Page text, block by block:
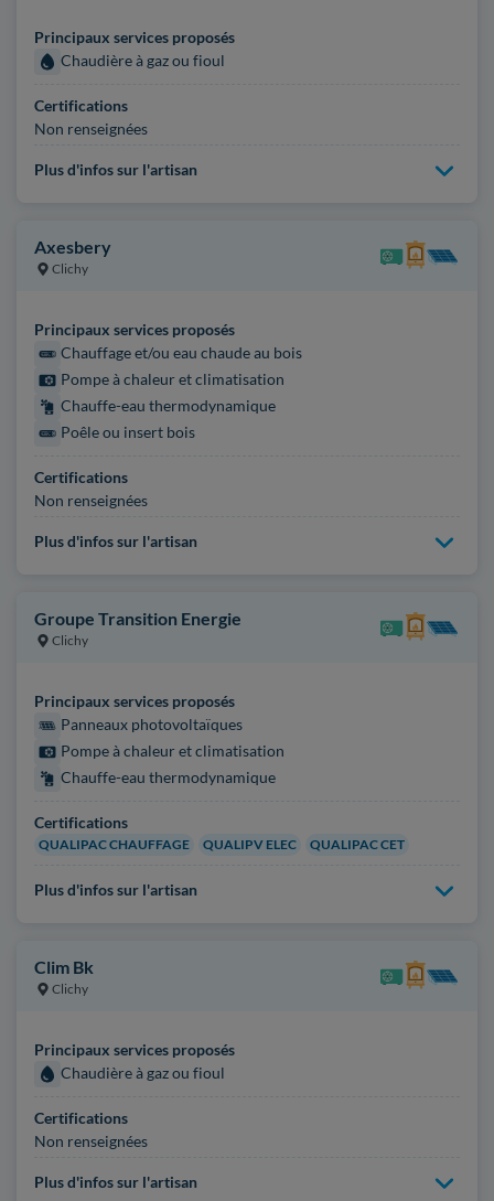
Principaux services proposés
Chaudière à gaz ou fioul
Certifications
Non renseignées
Plus d'infos sur l'artisan
Axesbery
Clichy
Principaux services proposés
Chauffage et/ou eau chaude au bois
Pompe à chaleur et climatisation
Chauffe-eau thermodynamique
Poêle ou insert bois
Certifications
Non renseignées
Plus d'infos sur l'artisan
Groupe Transition Energie
Clichy
Principaux services proposés
Panneaux photovoltaïques
Pompe à chaleur et climatisation
Chauffe-eau thermodynamique
Certifications
QUALIPAC CHAUFFAGE QUALIPV ELEC QUALIPAC CET
Plus d'infos sur l'artisan
Clim Bk
Clichy
Principaux services proposés
Chaudière à gaz ou fioul
Certifications
Non renseignées
Plus d'infos sur l'artisan